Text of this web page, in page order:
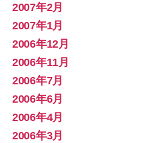
2007年2月
2007年1月
2006年12月
2006年11月
2006年7月
2006年6月
2006年4月
2006年3月